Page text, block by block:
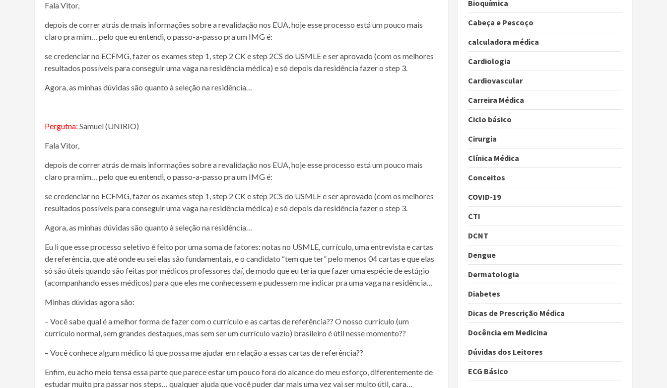
Fala Vitor,
depois de correr atrás de mais informações sobre a revalidação nos EUA, hoje esse processo está um pouco mais
claro pra mim… pelo que eu entendi, o passo-a-passo pra um IMG é:
se credenciar no ECFMG, fazer os exames step 1, step 2 CK e step 2CS do USMLE e ser aprovado (com os melhores
resultados possíveis para conseguir uma vaga na residência médica) e só depois da residência fazer o step 3.
Agora, as minhas dúvidas são quanto à seleção na residência…
Pergutna: Samuel (UNIRIO)
Fala Vitor,
depois de correr atrás de mais informações sobre a revalidação nos EUA, hoje esse processo está um pouco mais
claro pra mim… pelo que eu entendi, o passo-a-passo pra um IMG é:
se credenciar no ECFMG, fazer os exames step 1, step 2 CK e step 2CS do USMLE e ser aprovado (com os melhores
resultados possíveis para conseguir uma vaga na residência médica) e só depois da residência fazer o step 3.
Agora, as minhas dúvidas são quanto à seleção na residência…
Eu li que esse processo seletivo é feito por uma soma de fatores: notas no USMLE, currículo, uma entrevista e cartas
de referência, que até onde eu sei elas são fundamentais, e o candidato “tem que ter” pelo menos 04 cartas e que elas
só são úteis quando são feitas por médicos professores daí, de modo que eu teria que fazer uma espécie de estágio
(acompanhando esses médicos) para que eles me conhecessem e pudessem me indicar pra uma vaga na residência…
Minhas dúvidas agora são:
– Você sabe qual é a melhor forma de fazer com o currículo e as cartas de referência?? O nosso currículo (um
currículo normal, sem grandes destaques, mas sem ser um currículo vazio) brasileiro é útil nesse momento??
– Você conhece algum médico lá que possa me ajudar em relação a essas cartas de referência??
Enfim, eu acho meio tensa essa parte que parece estar um pouco fora do alcance do meu esforço, diferentemente de
estudar muito pra passar nos steps… qualquer ajuda que você puder dar mais uma vez vai ser muito útil, cara…
Bioquímica
Cabeça e Pescoço
calculadora médica
Cardiologia
Cardiovascular
Carreira Médica
Ciclo básico
Cirurgia
Clínica Médica
Conceitos
COVID-19
CTI
DCNT
Dengue
Dermatologia
Diabetes
Dicas de Prescrição Médica
Docência em Medicina
Dúvidas dos Leitores
ECG Básico